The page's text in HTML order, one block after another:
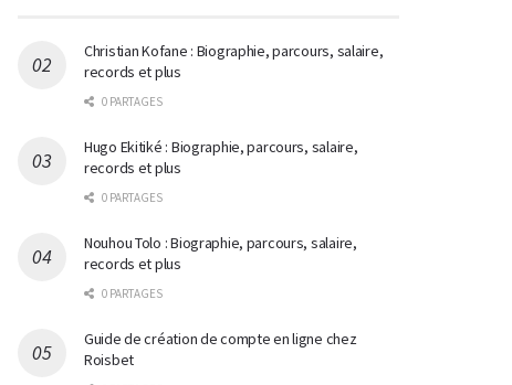
Christian Kofane : Biographie, parcours, salaire,
records et plus
0 PARTAGES
Hugo Ekitiké : Biographie, parcours, salaire,
records et plus
0 PARTAGES
Nouhou Tolo : Biographie, parcours, salaire,
records et plus
0 PARTAGES
Guide de création de compte en ligne chez
Roisbet